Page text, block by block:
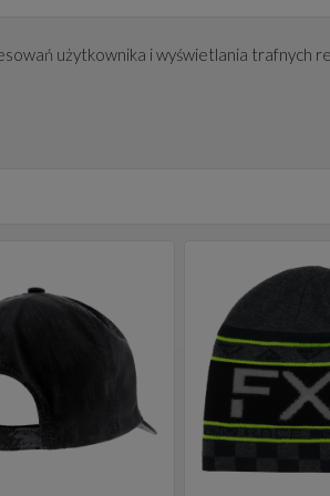
użytkownika i wyświetlania trafnych